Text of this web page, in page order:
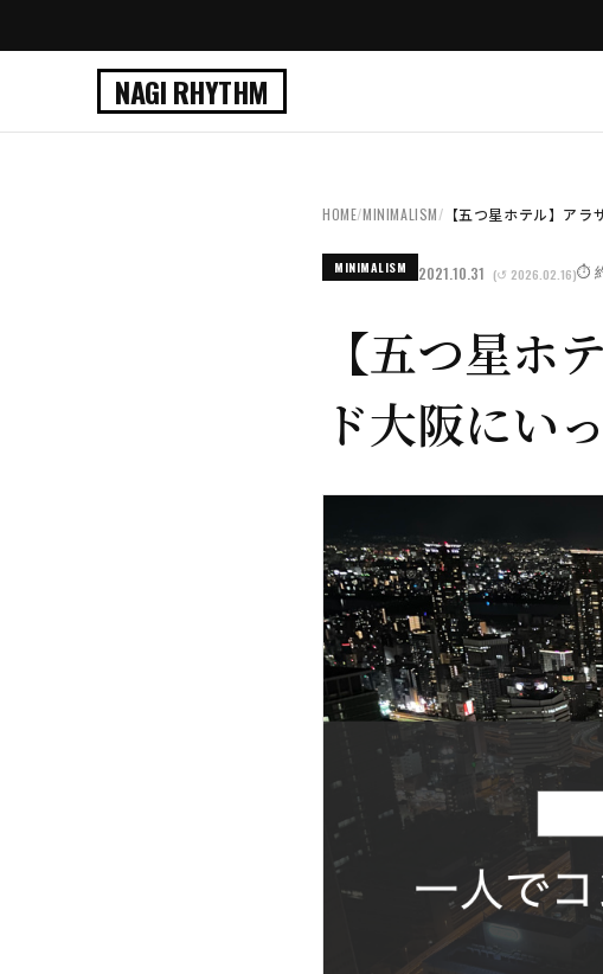
NAGI RHYTHM
HOME/MINIMALISM/ 【五つ星ホテル】ア
MINIMALISM 2021.10.31 (↺ 2026.02.16)⏱️
【五つ星ホ
ド大阪にい